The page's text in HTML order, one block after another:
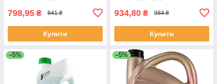
798,95 ₴ 841 ₴
Купити
934,80 ₴ 984 ₴
Купити
–5% –5%